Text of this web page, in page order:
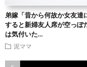
弟嫁「昔から何故か女友
すると新婦友人席が空っぽ
は気付いた…
泥ママ